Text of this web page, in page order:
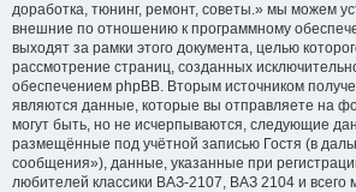
доработка, тюнинг, ремонт, советы.» мы можем
внешние по отношению к программному
выходят за рамки этого документа, целью
рассмотрение страниц, созданных
обеспечением phpBB. Вторым источником
являются данные, которые вы отправляете на
могут быть, но не исчерпываются, следующие
размещённые под учётной записью Гостя (в
сообщения»), данные, указанные при
любителей классики ВАЗ-2107, ВАЗ 2104 и всего